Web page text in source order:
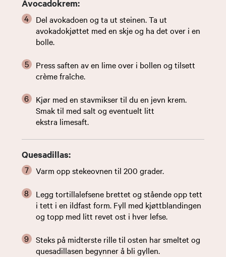
Avocadokrem:
Del avokadoen og ta ut steinen. Ta ut
avokadokjøttet med en skje og ha det over i en
bolle.
Press saften av en lime over i bollen og tilsett
crème fraîche.
Kjør med en stavmikser til du en jevn krem.
Smak til med salt og eventuelt litt
ekstra limesaft.
Quesadillas:
Varm opp stekeovnen til 200 grader.
Legg tortillalefsene brettet og stående opp tett
i tett i en ildfast form. Fyll med kjøttblandingen
og topp med litt revet ost i hver lefse.
Steks på midterste rille til osten har smeltet og
quesadillasen begynner å bli gyllen.